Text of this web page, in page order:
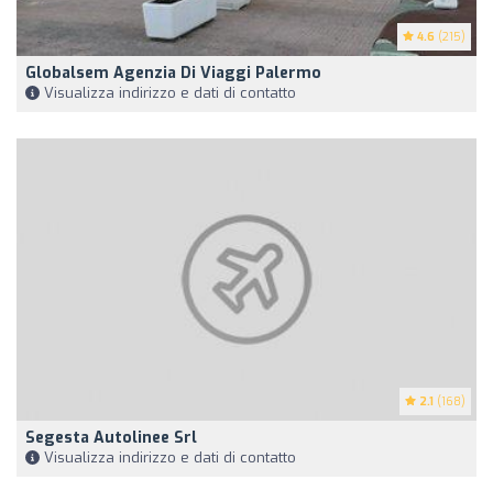
4.6 (215)
Globalsem Agenzia Di Viaggi Palermo
Visualizza indirizzo e dati di contatto
2.1 (168)
Segesta Autolinee Srl
Visualizza indirizzo e dati di contatto